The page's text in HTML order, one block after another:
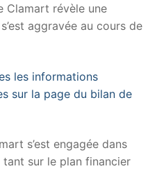
Clamart révèle une
aggravée au cours de
les informations
sur la page du bilan de
s’est engagée dans
sur le plan financier